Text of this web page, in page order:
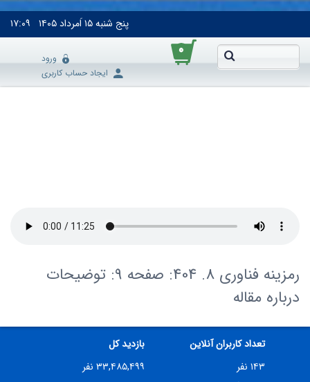
پنج شنبه۱۵ اَمرداد ۱۴۰۵ ۱۷:۰۹
۰
ورود
ایجاد حساب کاربری
رمزینه فناوری 8. 404: صفحه 9: توضیحات
درباره مقاله
تعداد کاربران آنلاین
۱۴۳ نفر
بازدید کل
۳۳,۴۸۵,۴۹۹ نفر